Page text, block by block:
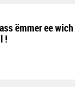
ëmmer ee wich
!